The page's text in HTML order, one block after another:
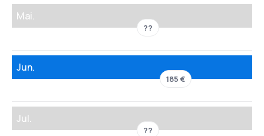
Mai.
??
Jun.
185 €
Jul.
??